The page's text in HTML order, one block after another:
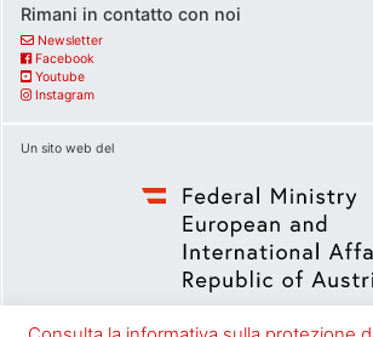
Rimani in contatto con noi
Newsletter
Facebook
Youtube
Instagram
Un sito web del